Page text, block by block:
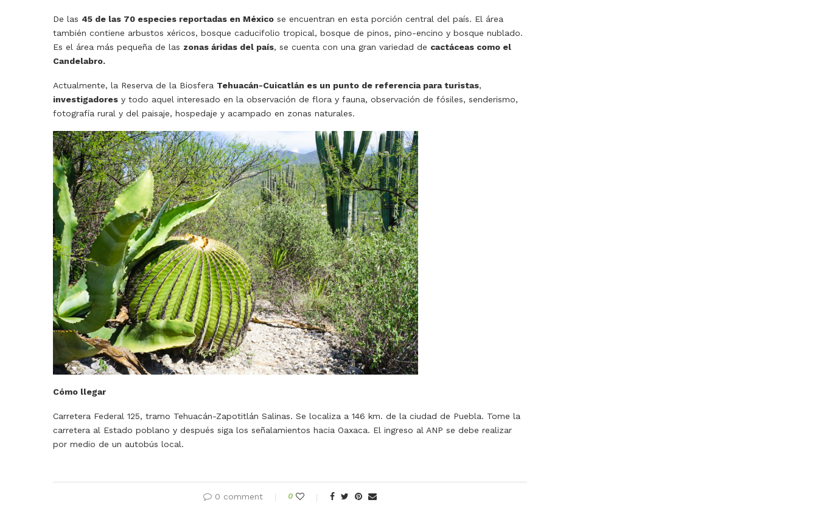
De las 45 de las 70 especies reportadas en México se encuentran en esta porción central del país. El área
también contiene arbustos xéricos, bosque caducifolio tropical, bosque de pinos, pino-encino y bosque nublado.
Es el área más pequeña de las zonas áridas del país, se cuenta con una gran variedad de cactáceas como el
Candelabro.
Actualmente, la Reserva de la Biosfera Tehuacán-Cuicatlán es un punto de referencia para turistas,
investigadores y todo aquel interesado en la observación de flora y fauna, observación de fósiles, senderismo,
fotografía rural y del paisaje, hospedaje y acampado en zonas naturales.
Cómo llegar
Carretera Federal 125, tramo Tehuacán-Zapotitlán Salinas. Se localiza a 146 km. de la ciudad de Puebla. Tome la
carretera al Estado poblano y después siga los señalamientos hacia Oaxaca. El ingreso al ANP se debe realizar
por medio de un autobús local.
0 comment 0